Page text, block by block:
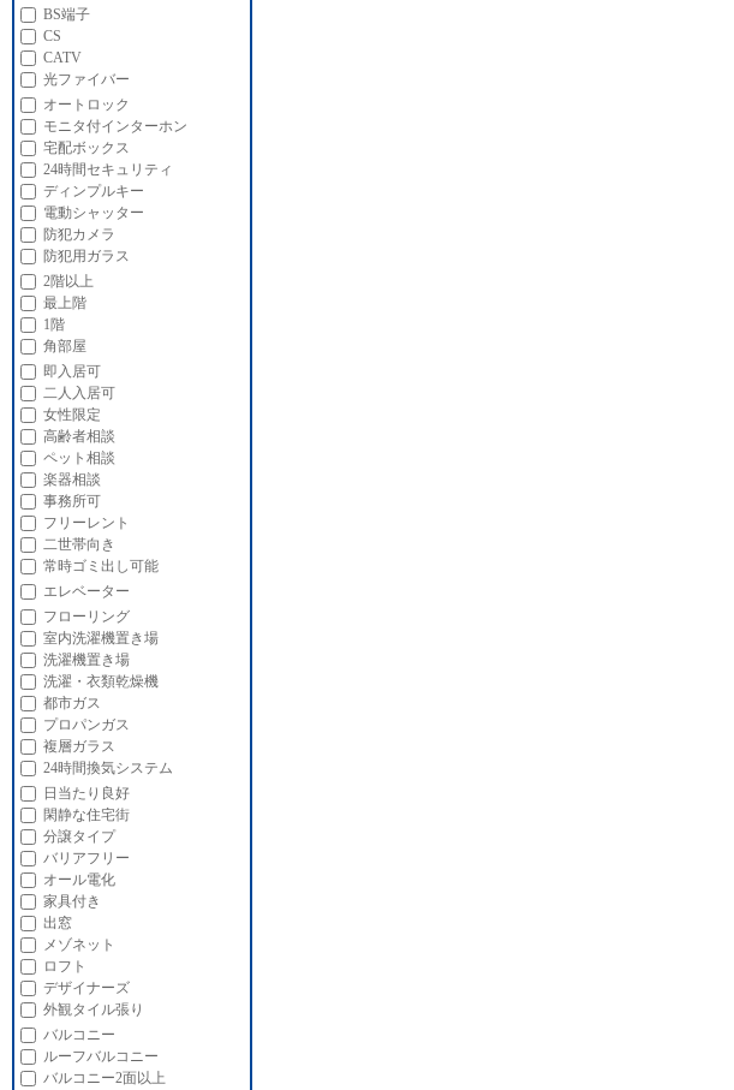
BS端子
CS
CATV
光ファイバー
オートロック
モニタ付インターホン
宅配ボックス
24時間セキュリティ
ディンプルキー
電動シャッター
防犯カメラ
防犯用ガラス
2階以上
最上階
1階
角部屋
即入居可
二人入居可
女性限定
高齢者相談
ペット相談
楽器相談
事務所可
フリーレント
二世帯向き
常時ゴミ出し可能
エレベーター
フローリング
室内洗濯機置き場
洗濯機置き場
洗濯・衣類乾燥機
都市ガス
プロパンガス
複層ガラス
24時間換気システム
日当たり良好
閑静な住宅街
分譲タイプ
バリアフリー
オール電化
家具付き
出窓
メゾネット
ロフト
デザイナーズ
外観タイル張り
バルコニー
ルーフバルコニー
バルコニー2面以上